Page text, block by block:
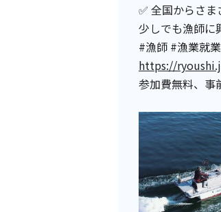
✅ 全国からさ
少しでも漁師に
#漁師 #漁業就
https://
参加費無料、事